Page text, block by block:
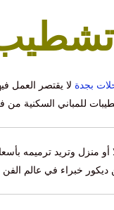
بجدة لا يقتصر العمل
للمباني السكنية من
أو منزل وتريد ترميمه
خبراء في عالم الفن